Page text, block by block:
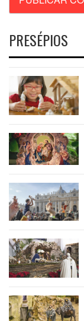
PRESÉPIOS